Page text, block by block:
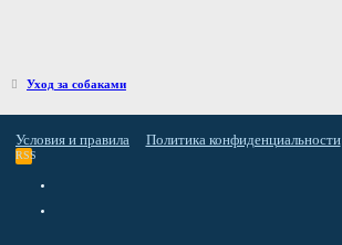
Уход за собаками
Условия и правила Политика конфиденциальности
RSS